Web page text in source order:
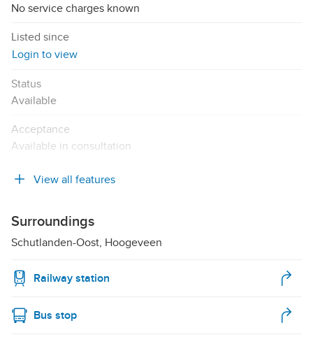
No service charges known
Listed since
Login to view
Status
Available
Acceptance
Available in consultation
View all features
Surroundings
Schutlanden-Oost, Hoogeveen
Railway station
Bus stop